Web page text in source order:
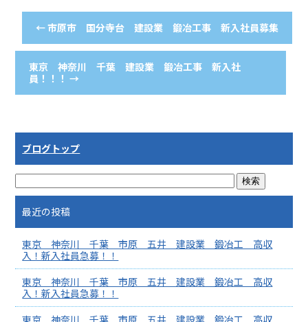
←市原市 国分寺台 建設業 鍛冶工事 新入社員募集
東京 神奈川 千葉 建設業 鍛冶工事 新入社
員！！！→
ブログトップ
最近の投稿
東京 神奈川 千葉 市原 五井 建設業 鍛冶工 高収
入！新入社員急募！！
東京 神奈川 千葉 市原 五井 建設業 鍛冶工 高収
入！新入社員急募！！